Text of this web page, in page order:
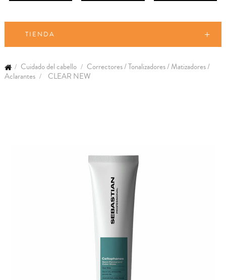
TIENDA
Cuidado del cabello
Correctores / Tonalizadores / Matizadores /
Aclarantes
CLEAR NEW